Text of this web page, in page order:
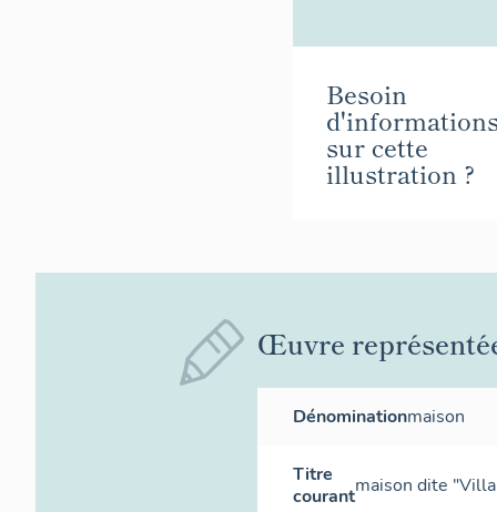
Besoin
sur cette
illustration ?
Œuvre
Dénominationmaison
Titre
courantmaison dite